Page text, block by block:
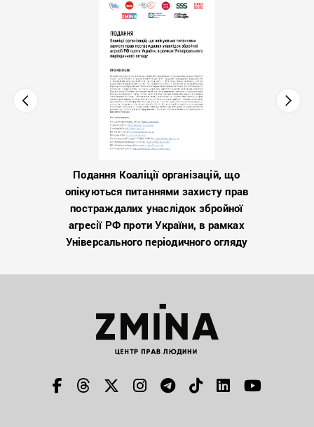
Подання Коаліції організацій, що
опікуються питаннями захисту прав
постраждалих унаслідок збройної
агресії РФ проти України, в рамках
Універсального періодичного огляду